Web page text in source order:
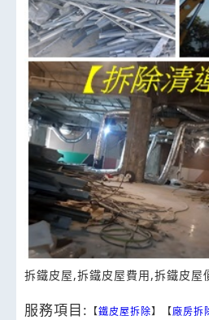
拆鐵皮屋,拆鐵皮屋費用,拆鐵皮
服務項目: 【鐵皮屋拆除】【廠房拆